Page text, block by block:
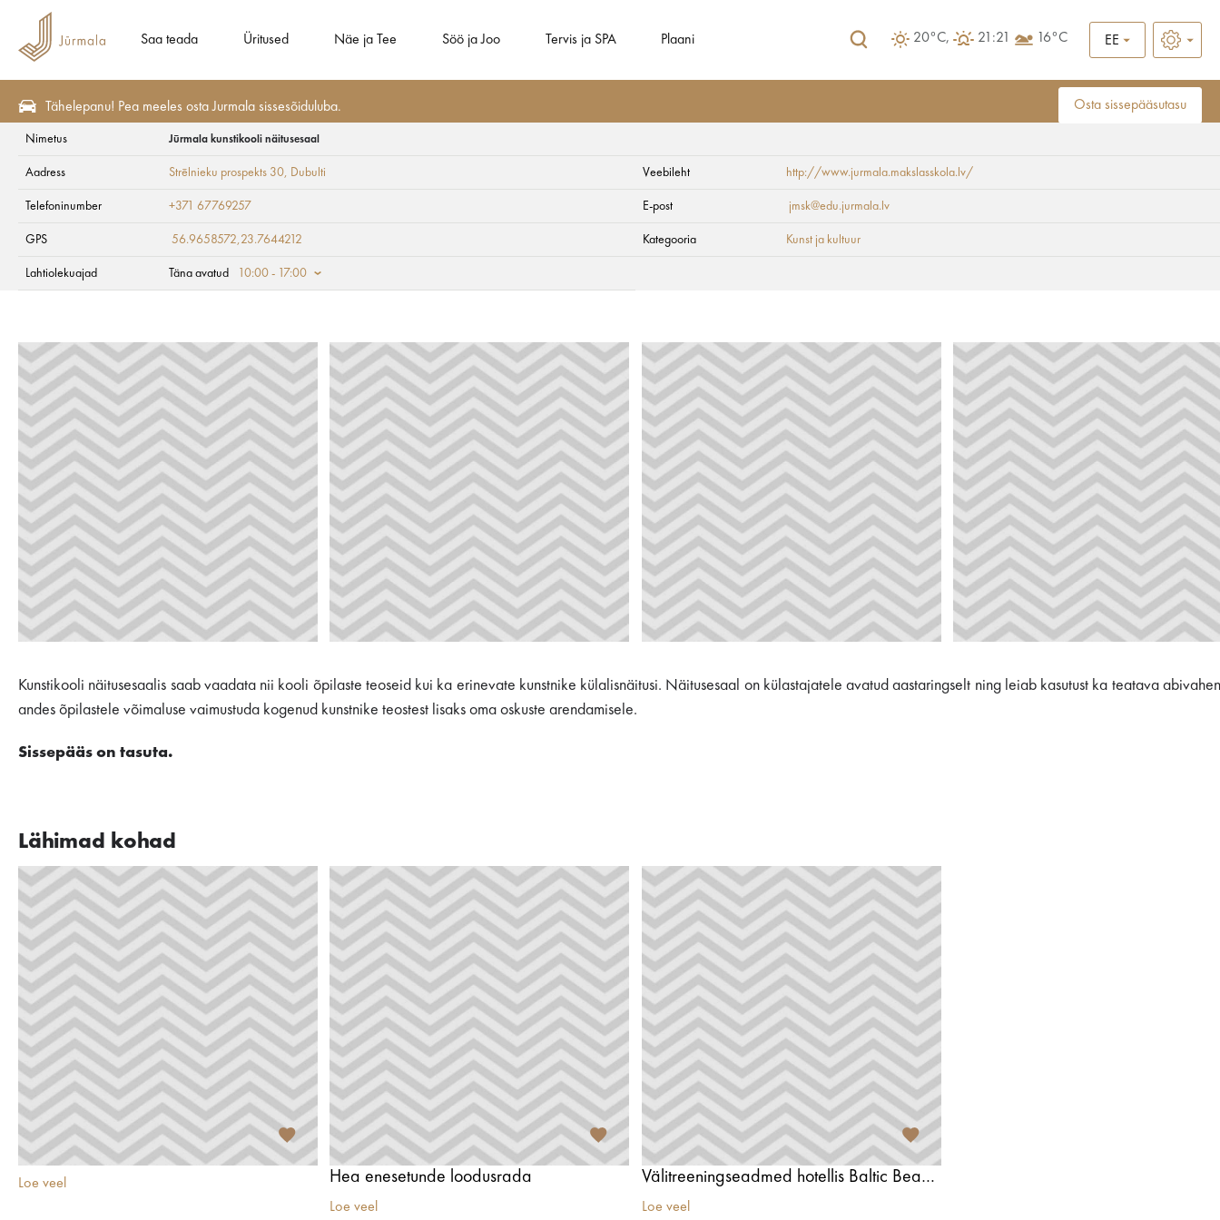
Saa teada Üritused Näe ja Tee Söö ja Joo Tervis ja SPA Plaani 20°C, 21:21 16°C EE
Tähelepanu! Pea meeles osta Jurmala sissesõiduluba. Osta sissepääsutasu
Jūrmala kunstikooli näitusesaal
Nimetus Jūrmala kunstikooli näitusesaal
Aadress Strēlnieku prospekts 30, Dubulti Veebileht http://www.jurmala.makslasskola.lv/
Telefoninumber +371 67769257 E-post jmsk@edu.jurmala.lv
GPS 56.9658572,23.7644212 Kategooria Kunst ja kultuur
Lahtiolekuajad Täna avatud 10:00 - 17:00
Kunstikooli näitusesaalis saab vaadata nii kooli õpilaste teoseid kui ka erinevate kunstnike külalisnäitusi. Näitusesaal on külastajatele avatud aastaringselt ning leiab kasutust ka teatava
andes õpilastele võimaluse vaimustuda kogenud kunstnike teostest lisaks oma oskuste arendamisele.
Sissepääs on tasuta.
Lähimad kohad
Loe veel Hea enesetunde loodusrada
Loe veel
Välitreeningseadmed hotellis Baltic Beach Hotel
Loe veel